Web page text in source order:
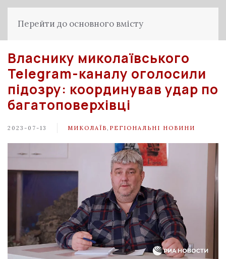
Перейти до основного вмісту
Власнику миколаївського
Telegram-каналу оголосили
підозру: координував удар по
багатоповерхівці
2023-07-13 МИКОЛАЇВ РЕГІОНАЛЬНІ НОВИНИ